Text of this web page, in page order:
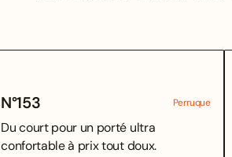
N°153 Perruque
Du court pour un porté ultra
confortable à prix tout doux.